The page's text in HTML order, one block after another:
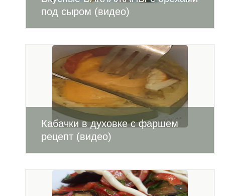
под сыром (видео)
Кабачки в духовке с фаршем
рецепт (видео)